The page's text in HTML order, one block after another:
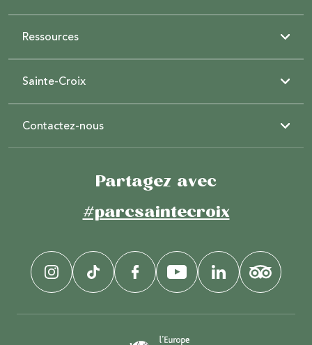
Ressources
Sainte-Croix
Contactez-nous
Partagez avec
#parcsaintecroix